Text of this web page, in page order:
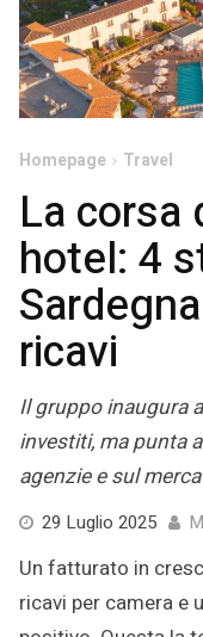
Homepage Travel
La corsa
hotel: 4
ricavi
Il gruppo inaugura
investiti, ma punta
agenzie e sul
29 Luglio 202528
2025
Un fatturato in
ricavi per camera e